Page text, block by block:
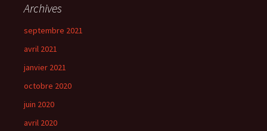
Archives
septembre 2021
avril 2021
janvier 2021
octobre 2020
juin 2020
avril 2020